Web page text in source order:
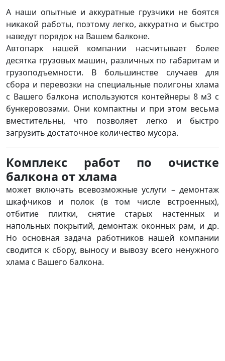
А наши опытные и аккуратные грузчики не боятся
никакой работы, поэтому легко, аккуратно и быстро
наведут порядок на Вашем балконе.
Автопарк нашей компании насчитывает более
десятка грузовых машин, различных по габаритам и
грузоподъемности. В большинстве случаев для
сбора и перевозки на специальные полигоны хлама
с Вашего балкона используются контейнеры 8 м3 с
бункеровозами. Они компактны и при этом весьма
вместительны, что позволяет легко и быстро
загрузить достаточное количество мусора.
Комплекс работ по очистке
балкона от хлама
может включать всевозможные услуги – демонтаж
шкафчиков и полок (в том числе встроенных),
отбитие плитки, снятие старых настенных и
напольных покрытий, демонтаж оконных рам, и др.
Но основная задача работников нашей компании
сводится к сбору, выносу и вывозу всего ненужного
хлама с Вашего балкона.